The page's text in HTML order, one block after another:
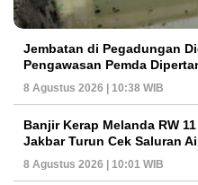
Jembatan di Pegadungan
Pengawasan Pemda
8 Agustus 2026 | 10:38 WIB
Banjir Kerap Melanda RW
Jakbar Turun Cek Saluran
8 Agustus 2026 | 10:01 WIB